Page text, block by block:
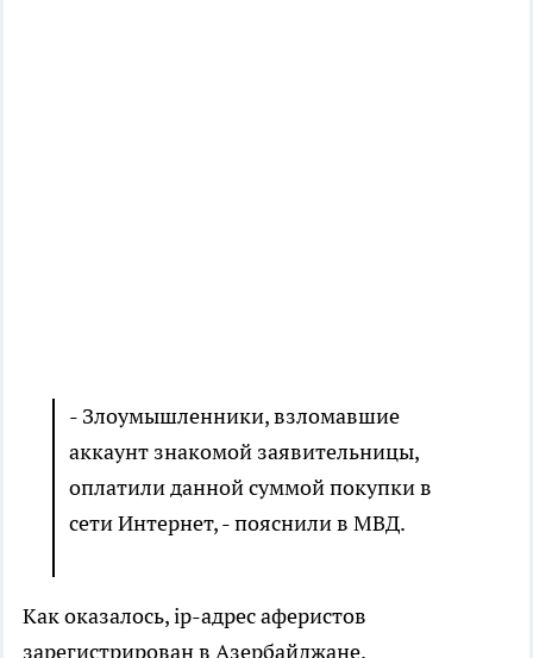
- Злоумышленники, взломавшие
аккаунт знакомой заявительницы,
оплатили данной суммой покупки в
сети Интернет, - пояснили в МВД.
Как оказалось, ip-адрес аферистов
зарегистрирован в Азербайджане.